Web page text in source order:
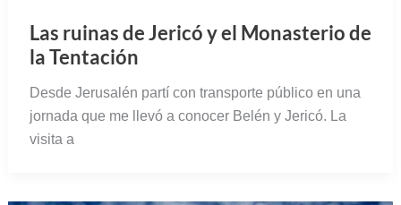
Las ruinas de Jericó y el Monasterio de
la Tentación
Desde Jerusalén partí con transporte público en una
jornada que me llevó a conocer Belén y Jericó. La
visita a